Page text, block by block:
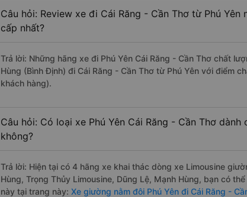
Câu hỏi: Review xe đi Cái Răng - Cần Thơ từ Phú
cấp nhất?
Trả lời: Những hãng xe đi Phú Yên Cái Răng - Cần Thơ chất
Hùng (Bình Định) đi Cái Răng - Cần Thơ từ Phú Yên với điểm
khách hàng).
Câu hỏi: Có loại xe Phú Yên Cái Răng - Cần Thơ
không?
Trả lời: Hiện tại có 4 hãng xe khai thác dòng xe Limousine
Hùng, Trọng Thủy Limousine, Dũng Lệ, Mạnh Hùng, bạn có
này tại trang này: Xe giường nằm đôi Phú Yên đi Cái Răng -